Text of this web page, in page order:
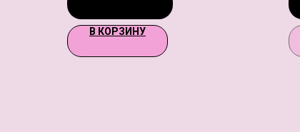
В КОРЗИНУ